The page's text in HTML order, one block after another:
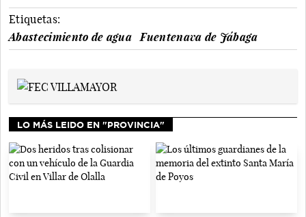
Etiquetas:
Abastecimiento de agua
Fuentenava de Jábaga
LO MÁS LEIDO EN "PROVINCIA"